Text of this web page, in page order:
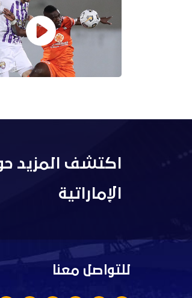
اكتشف المزيد
الإماراتية
للتواصل معنا